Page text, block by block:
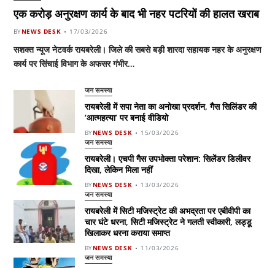
एक करोड़ अनुरक्षण कार्य के बाद भी नहर पटरियों की हालत खराब
BYNEWS DESK 17/03/2026
सशक्त न्यूज नेटवर्क रायबरेली। जिले की सबसे बड़ी शारदा सहायक नहर के अनुरक्षण
कार्य पर सिंचाई विभाग के अफसर गंभीर…
जन समस्या
रायबरेली में सपा नेता का अनोखा प्रदर्शन, गैस सिलिंडर की
‘आत्महत्या’ पर बनाई वीडियो
BYNEWS DESK 15/03/2026
जन समस्या
रायबरेली। एचपी गैस उपभोक्ता परेशान: सिलेंडर डिलीवर
दिखा, लेकिन मिला नहीं
BYNEWS DESK 13/03/2026
जन समस्या
रायबरेली में सिटी मजिस्ट्रेट की अभद्रता पर एबीवीपी का
चार घंटे धरना, सिटी मजिस्ट्रेट ने गलती स्वीकारी, लड्डू
खिलाकर धरना कराया समाप्त
BYNEWS DESK 11/03/2026
जन समस्या